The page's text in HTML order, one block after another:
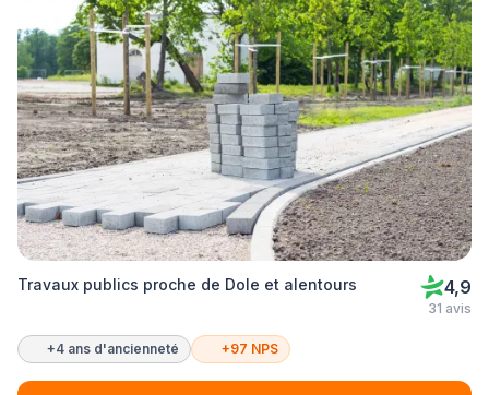
Travaux publics proche de Dole et alentours 4,9
31 avis
+4 ans d'ancienneté +97 NPS